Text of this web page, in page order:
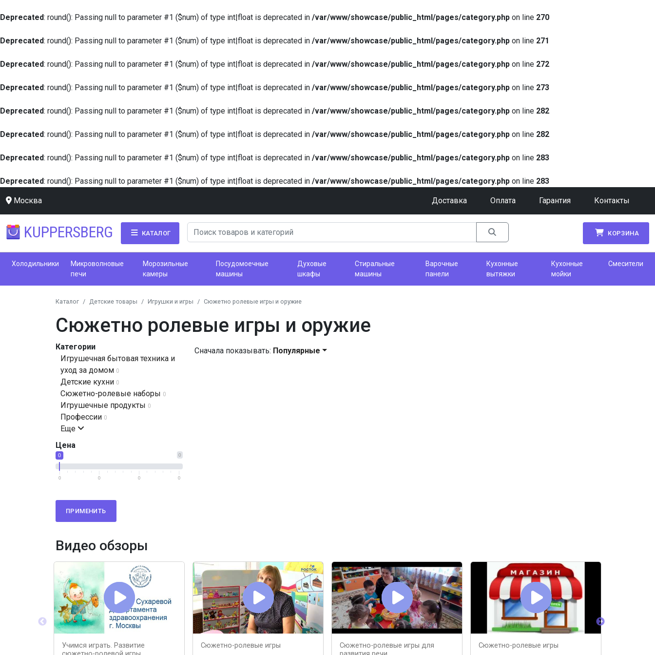
Deprecated: round(): Passing null to parameter #1 ($num) of type int|float is deprecated in /var/www/showcase/public_html/pages/category.php on line 270
Deprecated: round(): Passing null to parameter #1 ($num) of type int|float is deprecated in /var/www/showcase/public_html/pages/category.php on line 271
Deprecated: round(): Passing null to parameter #1 ($num) of type int|float is deprecated in /var/www/showcase/public_html/pages/category.php on line 272
Deprecated: round(): Passing null to parameter #1 ($num) of type int|float is deprecated in /var/www/showcase/public_html/pages/category.php on line 273
Deprecated: round(): Passing null to parameter #1 ($num) of type int|float is deprecated in /var/www/showcase/public_html/pages/category.php on line 282
Deprecated: round(): Passing null to parameter #1 ($num) of type int|float is deprecated in /var/www/showcase/public_html/pages/category.php on line 282
Deprecated: round(): Passing null to parameter #1 ($num) of type int|float is deprecated in /var/www/showcase/public_html/pages/category.php on line 283
Deprecated: round(): Passing null to parameter #1 ($num) of type int|float is deprecated in /var/www/showcase/public_html/pages/category.php on line 283
Москва Доставка Оплата Гарантия Контакты
KUPPERSBERG КАТАЛОГ КОРЗИНА
Холодильники
Микроволновые
печи
Морозильные
камеры
Посудомоечные
машины
Духовые
шкафы
Стиральные
машины
Варочные
панели
Кухонные
вытяжки
Кухонные
мойки
Смесители
Каталог Детские товары Игрушки и игры Сюжетно ролевые игры и оружие
Сюжетно ролевые игры и оружие
Категории
Игрушечная бытовая техника и
уход за домом 0
Детские кухни 0
Сюжетно-ролевые наборы 0
Игрушечные продукты 0
Профессии 0
Еще
Цена
0
0
0 0 0 0
ПРИМЕНИТЬ
Сначала показывать: Популярные
Видео обзоры
Учимся играть. Развитие
Сюжетно-ролевые игры
Сюжетно-ролевые игры для
Сюжетно-ролевые игры